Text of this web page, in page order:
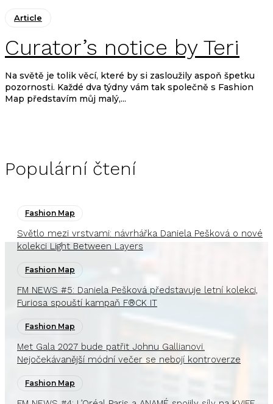
Article
Curator’s notice by Teri
Na světě je tolik věcí, které by si zasloužily aspoň špetku
pozornosti. Každé dva týdny vám tak společně s Fashion
Map představím můj malý,...
Populární čtení
Fashion Map
Světlo mezi vrstvami: návrhářka Daniela Pešková o nové
kolekci Light Between Layers
Fashion Map
FM NEWS #5: Daniela Pešková představuje letní kolekci,
Furiosa spouští kampaň F®CK IT
Fashion Map
Met Gala 2027 bude patřit Johnu Gallianovi.
Nejočekávanější módní večer se nebojí kontroverze
Fashion Map